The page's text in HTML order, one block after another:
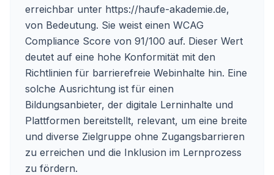
erreichbar unter https://haufe-akademie.de,
von Bedeutung. Sie weist einen WCAG
Compliance Score von 91/100 auf. Dieser Wert
deutet auf eine hohe Konformität mit den
Richtlinien für barrierefreie Webinhalte hin. Eine
solche Ausrichtung ist für einen
Bildungsanbieter, der digitale Lerninhalte und
Plattformen bereitstellt, relevant, um eine breite
und diverse Zielgruppe ohne Zugangsbarrieren
zu erreichen und die Inklusion im Lernprozess
zu fördern.